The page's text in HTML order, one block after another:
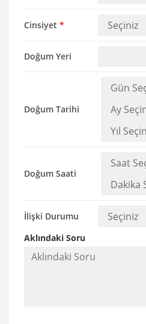
Cinsiyet *
Doğum Yeri
Doğum Tarihi
Doğum Saati
İlişki Durumu
Aklındaki Soru